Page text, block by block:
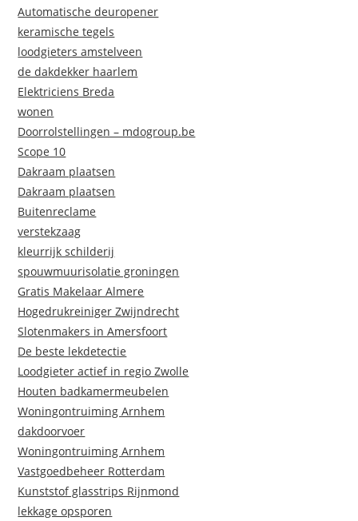
Automatische deuropener
keramische tegels
loodgieters amstelveen
de dakdekker haarlem
Elektriciens Breda
wonen
Doorrolstellingen – mdogroup.be
Scope 10
Dakraam plaatsen
Dakraam plaatsen
Buitenreclame
verstekzaag
kleurrijk schilderij
spouwmuurisolatie groningen
Gratis Makelaar Almere
Hogedrukreiniger Zwijndrecht
Slotenmakers in Amersfoort
De beste lekdetectie
Loodgieter actief in regio Zwolle
Houten badkamermeubelen
Woningontruiming Arnhem
dakdoorvoer
Woningontruiming Arnhem
Vastgoedbeheer Rotterdam
Kunststof glasstrips Rijnmond
lekkage opsporen